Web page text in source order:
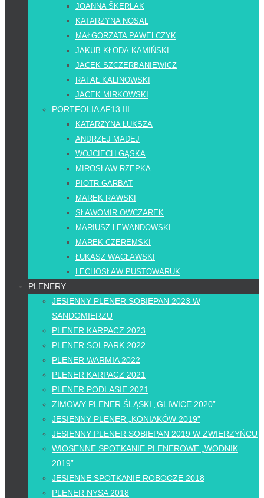
JOANNA ŠKERLAK
KATARZYNA NOSAL
MAŁGORZATA PAWELCZYK
JAKUB KŁODA-KAMIŃSKI
JACEK SZCZERBANIEWICZ
RAFAŁ KALINOWSKI
JACEK MIRKOWSKI
PORTFOLIA AF13 III
KATARZYNA ŁUKSZA
ANDRZEJ MADEJ
WOJCIECH GĄSKA
MIROSŁAW RZEPKA
PIOTR GARBAT
MAREK RAWSKI
SŁAWOMIR OWCZAREK
MARIUSZ LEWANDOWSKI
MAREK CZEREMSKI
ŁUKASZ WACŁAWSKI
LECHOSŁAW PUSTOWARUK
PLENERY
JESIENNY PLENER SOBIEPAN 2023 W
SANDOMIERZU
PLENER KARPACZ 2023
PLENER SOLPARK 2022
PLENER WARMIA 2022
PLENER KARPACZ 2021
PLENER PODLASIE 2021
ZIMOWY PLENER ŚLĄSKI „GLIWICE 2020”
JESIENNY PLENER „KONIAKÓW 2019”
JESIENNY PLENER SOBIEPAN 2019 W ZWIERZYŃCU
WIOSENNE SPOTKANIE PLENEROWE „WODNIK
2019”
JESIENNE SPOTKANIE ROBOCZE 2018
PLENER NYSA 2018